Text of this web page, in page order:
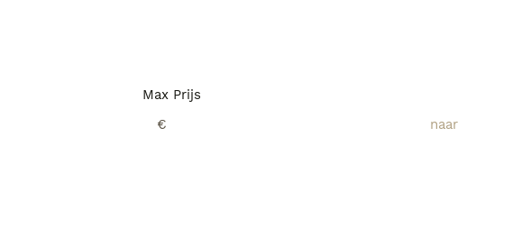
Max Prijs
€